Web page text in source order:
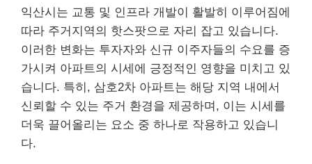
익산시는 교통 및 인프라 개발이 활발히 이루어짐에
따라 주거지역의 핫스팟으로 자리 잡고 있습니다.
이러한 변화는 투자자와 신규 이주자들의 수요를 증
가시켜 아파트의 시세에 긍정적인 영향을 미치고 있
습니다. 특히, 삼호2차 아파트는 해당 지역 내에서
신뢰할 수 있는 주거 환경을 제공하며, 이는 시세를
더욱 끌어올리는 요소 중 하나로 작용하고 있습니
다.